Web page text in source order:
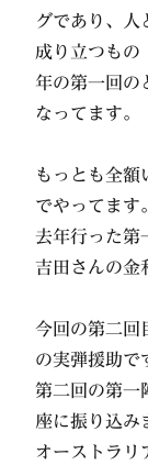
グであり、人
成り立つもの
年の第一回の
なってます。
もっとも全額
でやってます。
去年行った第
吉田さんの金
今回の第二回
の実弾援助で
第二回の第一
座に振り込み
オーストラ